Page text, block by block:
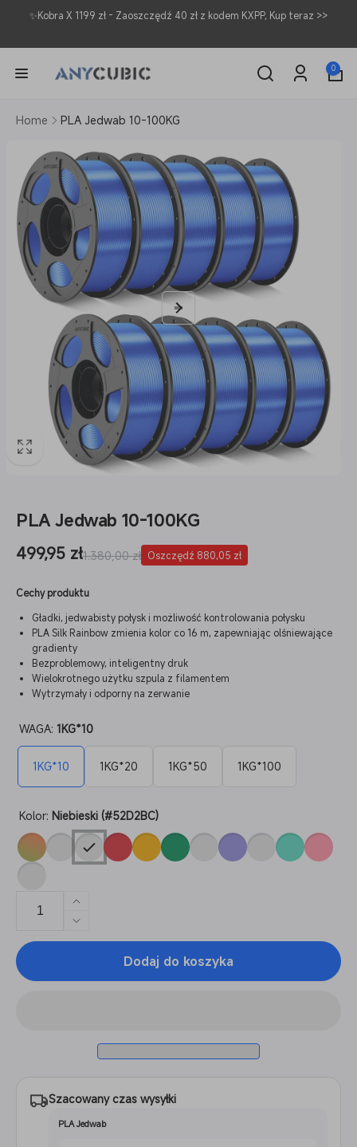
✨Kobra X 1199 zł - Zaoszczędź 40 zł z kodem KXPP, Kup teraz >>
Zaloguj
0
pozycje(-
Home PLA Jedwab 10-100KG
aby
informacji
produkcie
PLA Jedwab 10-100KG
Cena
499,95 zł
Cena
1.380,00 zł Oszczędź 880,05 zł
Cechy produktu
Gładki, jedwabisty połysk i możliwość kontrolowania połysku
PLA Silk Rainbow zmienia kolor co 16 m, zapewniając olśniewające
gradienty
Bezproblemowy, inteligentny druk
Wielokrotnego użytku szpula z filamentem
Wytrzymały i odporny na zerwanie
WAGA: 1KG*10
1KG*10 1KG*20 1KG*50 1KG*100
Kolor: Niebieski (#52D2BC)
Zwiększ
ilość
dla
Zmniejsz
ilość
PLA
Dodaj do koszyka
Szacowany czas wysyłki
PLA Jedwab